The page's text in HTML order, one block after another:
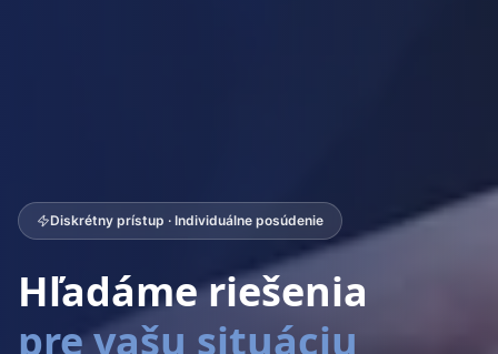
Diskrétny prístup · Individuálne posúdenie
Hľadáme riešenia
pre vašu situáciu